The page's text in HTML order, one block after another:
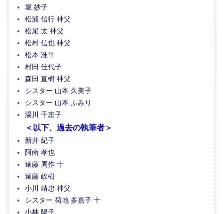
堀 妙子
松浦 信行 神父
松尾 太 神父
松村 信也 神父
松本 准平
村田 佳代子
森田 直樹 神父
シスター 山本 久美子
シスター 山本 ふみり
湯川 千恵子
＜以下、過去の執筆者＞
新井 紀子
阿南 孝也
遠藤 周作 十
遠藤 政樹
小川 靖忠 神父
シスター 菊地 多嘉子 十
小林 陽子